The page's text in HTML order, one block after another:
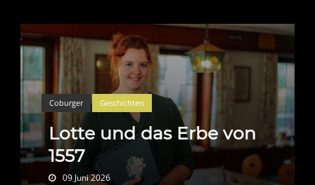
Coburger Geschichten
Lotte und das Erbe von
1557
09 Juni 2026